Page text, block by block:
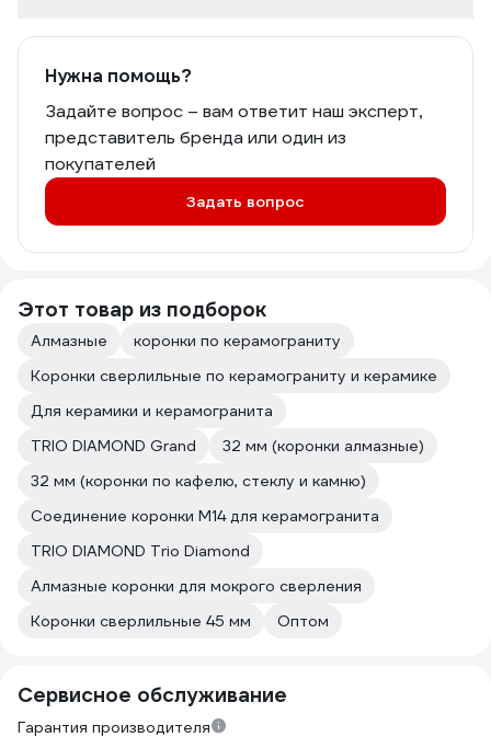
Нужна помощь?
Задайте вопрос – вам ответит наш эксперт,
представитель бренда или один из
покупателей
Задать вопрос
Этот товар из подборок
Алмазные
коронки по керамограниту
Коронки сверлильные по керамограниту и керамике
Для керамики и керамогранита
TRIO DIAMOND Grand
32 мм (коронки алмазные)
32 мм (коронки по кафелю, стеклу и камню)
Соединение коронки М14 для керамогранита
TRIO DIAMOND Trio Diamond
Алмазные коронки для мокрого сверления
Коронки сверлильные 45 мм
Оптом
Сервисное обслуживание
Гарантия производителя